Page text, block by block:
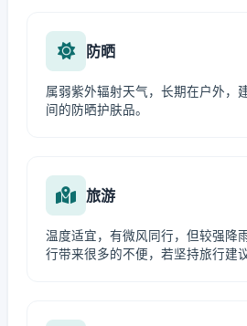
防晒
属弱紫外辐射天气，长期在户外，
间的防晒护肤品。
旅游
温度适宜，有微风同行，但较强降
行带来很多的不便，若坚持旅行建